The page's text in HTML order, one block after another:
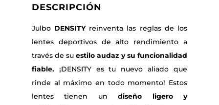
DESCRIPCIÓN
Julbo DENSITYreinventa las reglas de los
lentes deportivos de alto rendimiento a
través de su estilo audaz y su funcionalidad
fiable.¡DENSITY es tu nuevo aliado que
rinde al máximo en todo momento! Estos
lentes tienen undiseño ligero y